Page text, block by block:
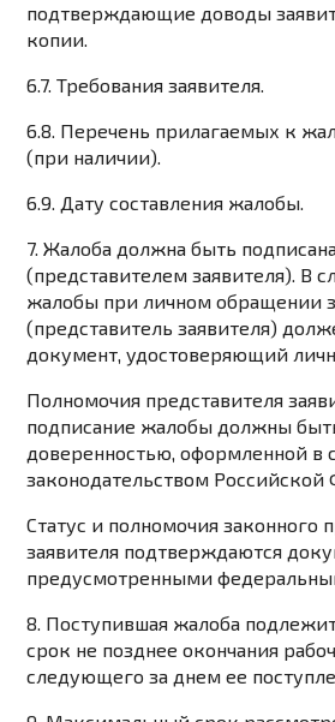
подтверждающие доводы
копии.
6.7. Требования заявителя.
6.8. Перечень прилагаемых к
(при наличии).
6.9. Дату составления жалобы.
7. Жалоба должна быть
(представителем заявителя). В
жалобы при личном обращении
(представитель заявителя)
документ, удостоверяющий
Полномочия представителя
подписание жалобы должны
доверенностью, оформленной в
законодательством Российской
Статус и полномочия законного
заявителя подтверждаются
предусмотренными
8. Поступившая жалоба
срок не позднее окончания
следующего за днем ее